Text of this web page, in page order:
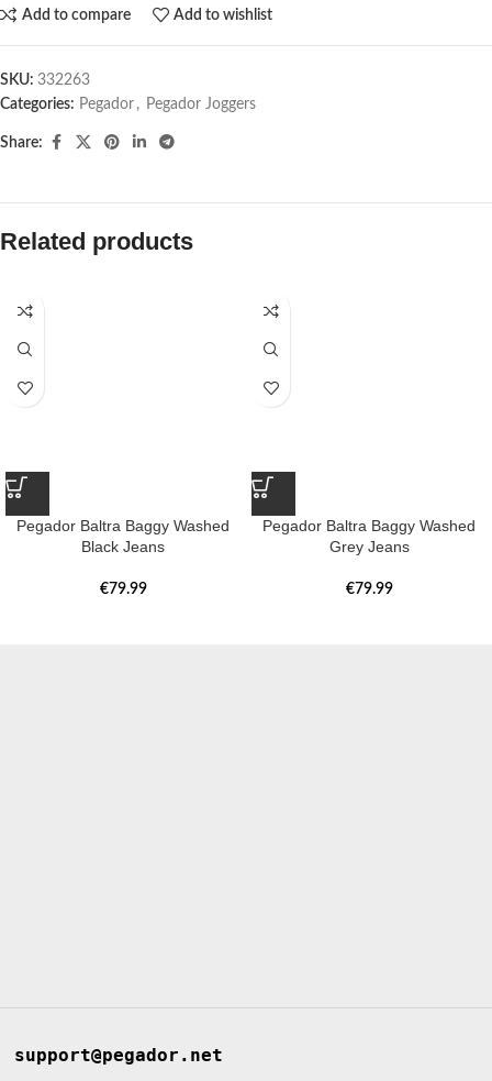
Add to compare Add to wishlist
SKU: 332263
Categories: Pegador​ , Pegador Joggers
Share:
Related products
Pegador Baltra Baggy Washed
Black Jeans
€79.99
Pegador Baltra Baggy Washed
Grey Jeans
€79.99
support@pegador.net